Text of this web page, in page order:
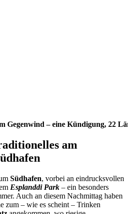
Gegenwind – eine Kündigung, 22
am
Südhafen, vorbei an eindrucksvollen
Esplanddi Park – ein besonders
Auch an diesem Nachmittag haben
zum – wie es scheint – Trinken